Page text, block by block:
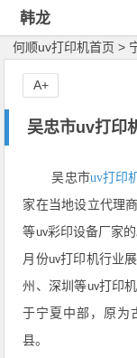
韩龙
何顺uv打印机首页 >
吴忠市uv打印
A+
吴忠市uv打印
家在当地设立代理
等uv彩印设备厂家
月份uv打印机行业
州、深圳等uv打印
于宁夏中部，原为
县。